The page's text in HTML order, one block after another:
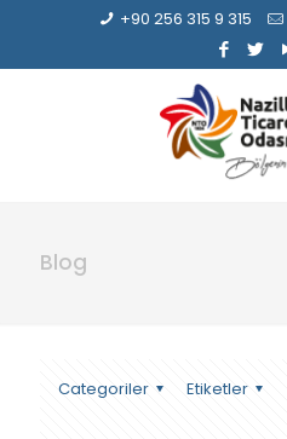
+90 256 315 9 315
Blog
Categoriler Etiketler